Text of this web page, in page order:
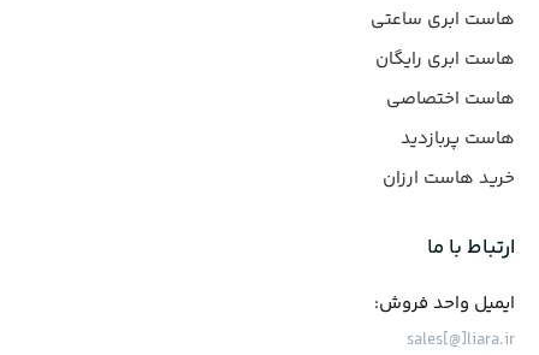
هاست ابری ساعتی
هاست ابری رایگان
هاست اختصاصی
هاست پربازدید
خرید هاست ارزان
ارتباط با ما
ایمیل واحد فروش:
sales[@]liara.ir